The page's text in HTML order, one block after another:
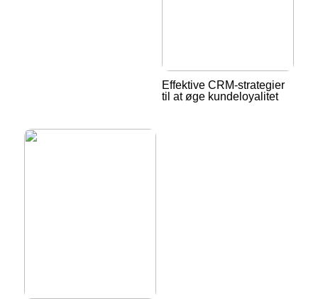
Effektive CRM-strategier
til at øge kundeloyalitet